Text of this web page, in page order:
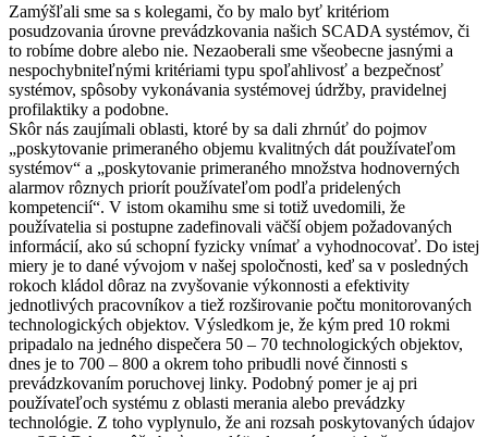
Zamýšľali sme sa s kolegami, čo by malo byť kritériom
posudzovania úrovne prevádzkovania našich SCADA systémov, či
to robíme dobre alebo nie. Nezaoberali sme všeobecne jasnými a
nespochybniteľnými kritériami typu spoľahlivosť a bezpečnosť
systémov, spôsoby vykonávania systémovej údržby, pravidelnej
profilaktiky a podobne.
Skôr nás zaujímali oblasti, ktoré by sa dali zhrnúť do pojmov
„poskytovanie primeraného objemu kvalitných dát používateľom
systémov“ a „poskytovanie primeraného množstva hodnoverných
alarmov rôznych priorít používateľom podľa pridelených
kompetencií“. V istom okamihu sme si totiž uvedomili, že
používatelia si postupne zadefinovali väčší objem požadovaných
informácií, ako sú schopní fyzicky vnímať a vyhodnocovať. Do istej
miery je to dané vývojom v našej spoločnosti, keď sa v posledných
rokoch kládol dôraz na zvyšovanie výkonnosti a efektivity
jednotlivých pracovníkov a tiež rozširovanie počtu monitorovaných
technologických objektov. Výsledkom je, že kým pred 10 rokmi
pripadalo na jedného dispečera 50 – 70 technologických objektov,
dnes je to 700 – 800 a okrem toho pribudli nové činnosti s
prevádzkovaním poruchovej linky. Podobný pomer je aj pri
používateľoch systému z oblasti merania alebo prevádzky
technológie. Z toho vyplynulo, že ani rozsah poskytovaných údajov